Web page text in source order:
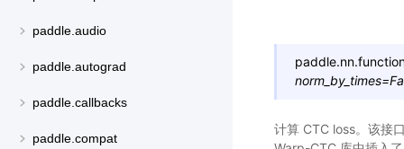
paddle.audio
paddle.autograd
paddle.callbacks
paddle.compat
norm_by_times=
计算 CTC loss。该接